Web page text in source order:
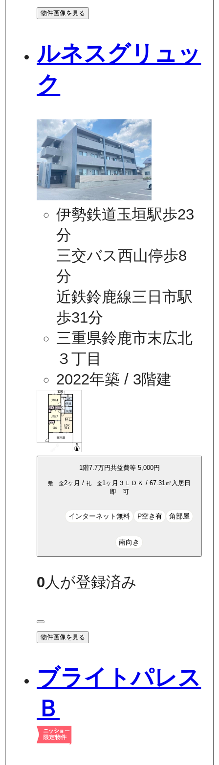
物件画像を見る
ルネスグリュッ
ク
伊勢鉄道玉垣駅歩23
分
三交バス西山停歩8
分
近鉄鈴鹿線三日市駅
歩31分
三重県鈴鹿市末広北
３丁目
2022年築 / 3階建
1階7.7万円共益費等 5,000円
敷 金2ヶ月 / 礼 金1ヶ月 ３ＬＤＫ / 67.31㎡ 入居日
即 可
インターネット無料 P空き有 角部屋
南向き
0人が登録済み
物件画像を見る
ブライトパレス
Ｂ